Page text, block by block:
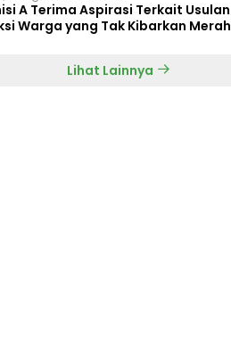
A Terima Aspirasi Terkait Usulan
Warga yang Tak Kibarkan Merah
Lihat Lainnya